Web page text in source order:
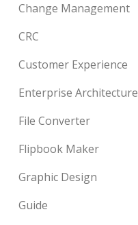
Change Management
CRC
Customer Experience
Enterprise Architecture
File Converter
Flipbook Maker
Graphic Design
Guide